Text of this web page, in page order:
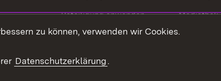
Beteiligung anwenden
Beteiligung stärken
Mediathek
zu können, verwenden wir Cookies.
Datenschutzerklärung.